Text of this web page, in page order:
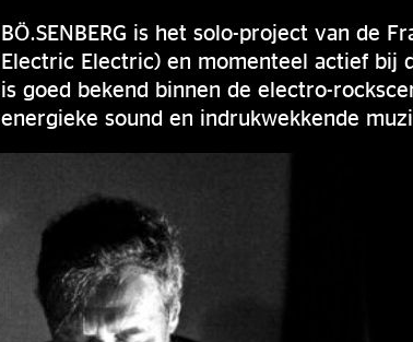
BÖ.SENBERG is het solo-project van de
Electric Electric) en momenteel actief bij
is goed bekend binnen de electro-
energieke sound en indrukwekkende